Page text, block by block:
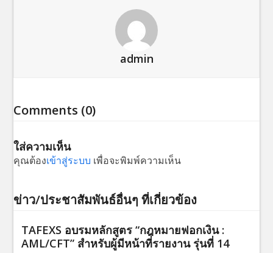
admin
Comments (0)
ใส่ความเห็น
คุณต้องเข้าสู่ระบบ เพื่อจะพิมพ์ความเห็น
ข่าว/ประชาสัมพันธ์อื่นๆ ที่เกี่ยวข้อง
TAFEXS อบรมหลักสูตร “กฎหมายฟอกเงิน :
AML/CFT” สำหรับผู้มีหน้าที่รายงาน รุ่นที่ 14